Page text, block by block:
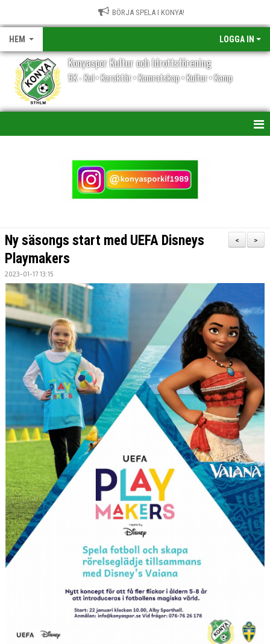
BÖRJA SPELA I KONYA!
HEM LOGGA IN
Konyaspor Kultur och Idrottsförening
5K - Kul • Karaktär • Kamratskap • Kultur • Kamp
MATCHER
>
<
Ny säsongs start med UEFA Disneys
Playmakers
2023-01-17 13:15